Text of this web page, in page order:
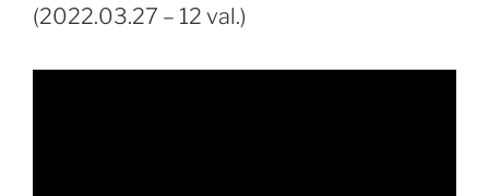
(2022.03.27 – 12 val.)